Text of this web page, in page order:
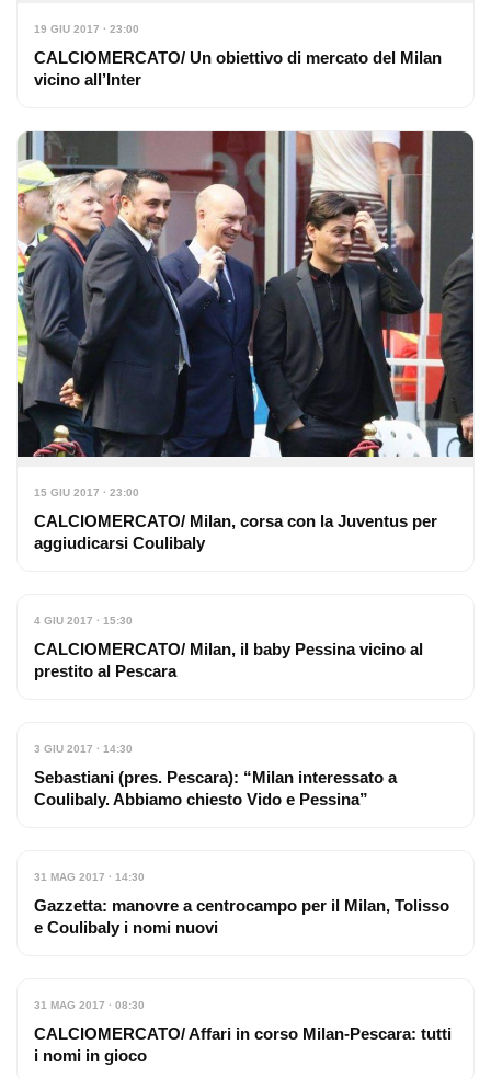
19 GIU 2017 · 23:00
CALCIOMERCATO/ Un obiettivo di mercato del Milan
vicino all’Inter
15 GIU 2017 · 23:00
CALCIOMERCATO/ Milan, corsa con la Juventus per
aggiudicarsi Coulibaly
4 GIU 2017 · 15:30
CALCIOMERCATO/ Milan, il baby Pessina vicino al
prestito al Pescara
3 GIU 2017 · 14:30
Sebastiani (pres. Pescara): “Milan interessato a
Coulibaly. Abbiamo chiesto Vido e Pessina”
31 MAG 2017 · 14:30
Gazzetta: manovre a centrocampo per il Milan, Tolisso
e Coulibaly i nomi nuovi
31 MAG 2017 · 08:30
CALCIOMERCATO/ Affari in corso Milan-Pescara: tutti
i nomi in gioco